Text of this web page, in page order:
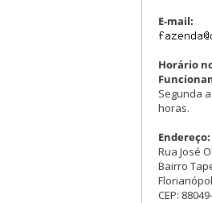
E-mail:
Horário
Segunda
horas.
Endereço:
Rua José
Bairro
CEP: